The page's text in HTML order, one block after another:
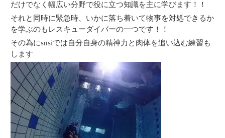
だけでなく幅広い分野で役に立つ知識を主に学びます！！
それと同時に緊急時、いかに落ち着いて物事を対処できるか
を学ぶのもレスキューダイバーの一つです！！
その為にsnsiでは自分自身の精神力と肉体を追い込む練習も
します